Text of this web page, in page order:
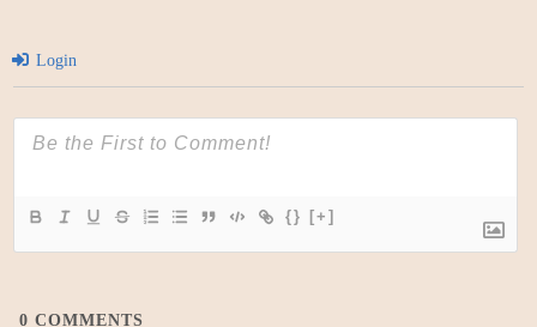
Login
{} [+]
0 COMMENTS